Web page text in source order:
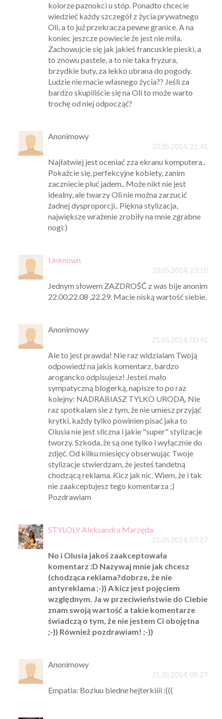
kolorze paznokci u stóp. Ponadto chcecie
wiedzieć każdy szczegół z życia prywatnego
Oli, a to już przekracza pewne granice. A na
koniec jeszcze powiecie że jest nie miła.
Zachowujcie się jak jakieś francuskie pieski, a
to znowu pastele, a to nie taka fryzura,
brzydkie buty, za lekko ubrana do pogody.
Ludzie nie macie własnego życia?? Jeśli za
bardzo skupiliście się na Oli to może warto
trochę od niej odpocząć?
Anonimowy
20.05.2014, 22:41
Najłatwiej jest oceniać zza ekranu komputera..
Pokażcie się, perfekcyjne kobiety, zanim
zaczniecie pluć jadem.. Może nikt nie jest
idealny, ale twarzy Oli nie można zarzucić
żadnej dysproporcji.. Piękna stylizacja,
największe wrażenie zrobiły na mnie zgrabne
nogi:)
Unknown
20.05.2014, 23:10
Jednym słowem ZAZDROŚĆ z was bije anonim
22.00,22.08 ,22.29. Macie niską wartość siebie.
Anonimowy
21.05.2014, 00:41
Ale to jest prawda! Nie raz widzialam Twoją
odpowiedź na jakis komentarz, bardzo
arogancko odpisujesz! Jesteś mało
sympatyczną blogerką, napisze to po raz
kolejny: NADRABIASZ TYLKO URODĄ. Nie
raz spotkalam sie z tym, że nie umiesz przyjąć
krytki, każdy tylko powinien pisać jaka to
Olusia nie jest sliczna i jakie "super" stylizacje
tworzy. Szkoda, że są one tylko i wyłącznie do
zdjęć. Od kilku miesięcy obserwując Twoje
stylizacje stwierdzam, że jesteś tandetną
chodzącą reklama. Kicz jak nic. Wiem, że i tak
nie zaakceptujesz tego komentarza ;)
Pozdrawiam
STYLOLY Aleksandra Marzęda
21.05.2014, 07:27
No i Olusia jakoś zaakceptowała
komentarz :D Nazywaj mnie jak chcesz
(chodząca reklama?dobrze, że nie
antyreklama ;-)) A kicz jest pojęciem
względnym. Ja w przeciwieństwie do Ciebie
znam swoją wartość a takie komentarze
świadczą o tym, że nie jestem Ci obojętna
;-)) Również pozdrawiam! ;-))
Anonimowy
21.05.2014, 09:27
Empatia: Boziuu biedne hejterkiiii :(((